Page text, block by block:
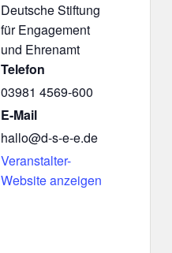
Deutsche Stiftung
für Engagement
und Ehrenamt
Telefon
03981 4569-600
E-Mail
hallo@d-s-e-e.de
Veranstalter-
Website anzeigen